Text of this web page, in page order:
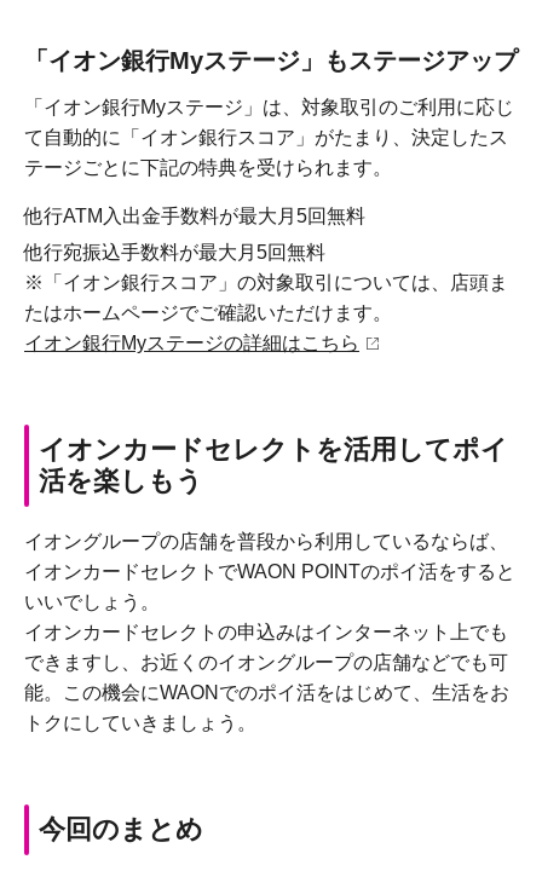
「イオン銀行Myステージ」もステージアップ
「イオン銀行Myステージ」は、対象取引のご利用に応じ
て自動的に「イオン銀行スコア」がたまり、決定したス
テージごとに下記の特典を受けられます。
他行ATM入出金手数料が最大月5回無料
他行宛振込手数料が最大月5回無料
※「イオン銀行スコア」の対象取引については、店頭ま
たはホームページでご確認いただけます。
イオン銀行Myステージの詳細はこちら
イオンカードセレクトを活用してポイ
活を楽しもう
イオングループの店舗を普段から利用しているならば、
イオンカードセレクトでWAON POINTのポイ活をすると
いいでしょう。
イオンカードセレクトの申込みはインターネット上でも
できますし、お近くのイオングループの店舗などでも可
能。この機会にWAONでのポイ活をはじめて、生活をお
トクにしていきましょう。
今回のまとめ